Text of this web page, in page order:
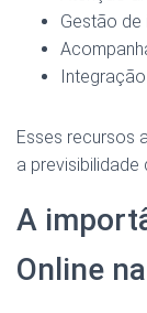
Gestão de
Esses recursos
a previsibilidade
A
Online